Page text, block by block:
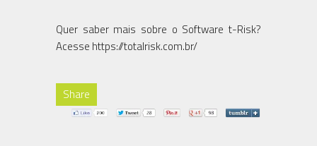
Quer saber mais sobre o Software t-Risk?
Acesse https://totalrisk.com.br/
Share